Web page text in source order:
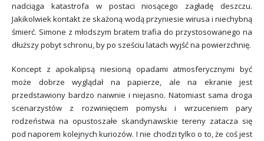
nadciąga katastrofa w postaci niosącego zagładę deszczu.
Jakikolwiek kontakt ze skażoną wodą przyniesie wirusa i niechybną
śmierć. Simone z młodszym bratem trafia do przystosowanego na
dłuższy pobyt schronu, by po sześciu latach wyjść na powierzchnię.
Koncept z apokalipsą niesioną opadami atmosferycznymi być
może dobrze wyglądał na papierze, ale na ekranie jest
przedstawiony bardzo naiwnie i niejasno. Natomiast sama droga
scenarzystów z rozwinięciem pomysłu i wrzuceniem pary
rodzeństwa na opustoszałe skandynawskie tereny zatacza się
pod naporem kolejnych kuriozów. I nie chodzi tylko o to, że coś jest